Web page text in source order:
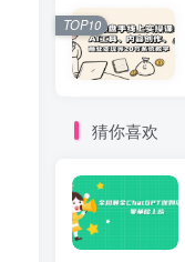
TOP10
猜你喜欢